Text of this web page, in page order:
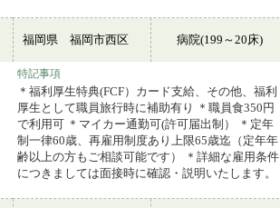
福岡県 福岡市西区 病院(199～20床)
特記事項
＊福利厚生特典(FCF）カード支給、その他、福利
厚生として職員旅行時に補助有り ＊職員食350円
で利用可 ＊マイカー通勤可(許可届出制） ＊定年
制一律60歳、再雇用制度あり上限65歳迄（定年年
齢以上の方もご相談可能です） ＊詳細な雇用条件
につきましては面接時に確認・説明いたします。